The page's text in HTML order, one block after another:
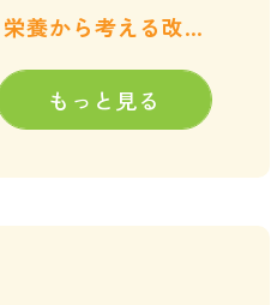
養から考える改善
もっと見る